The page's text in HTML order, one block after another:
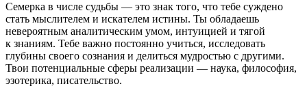
Семерка в числе судьбы — это знак того, что тебе суждено
стать мыслителем и искателем истины. Ты обладаешь
невероятным аналитическим умом, интуицией и тягой
к знаниям. Тебе важно постоянно учиться, исследовать
глубины своего сознания и делиться мудростью с другими.
Твои потенциальные сферы реализации — наука, философия,
эзотерика, писательство.